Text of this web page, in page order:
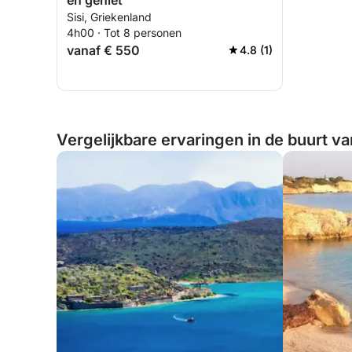
Sisi, Griekenland
4h00 · Tot 8 personen
vanaf € 550 4.8 (1)
Vergelijkbare ervaringen in de buurt